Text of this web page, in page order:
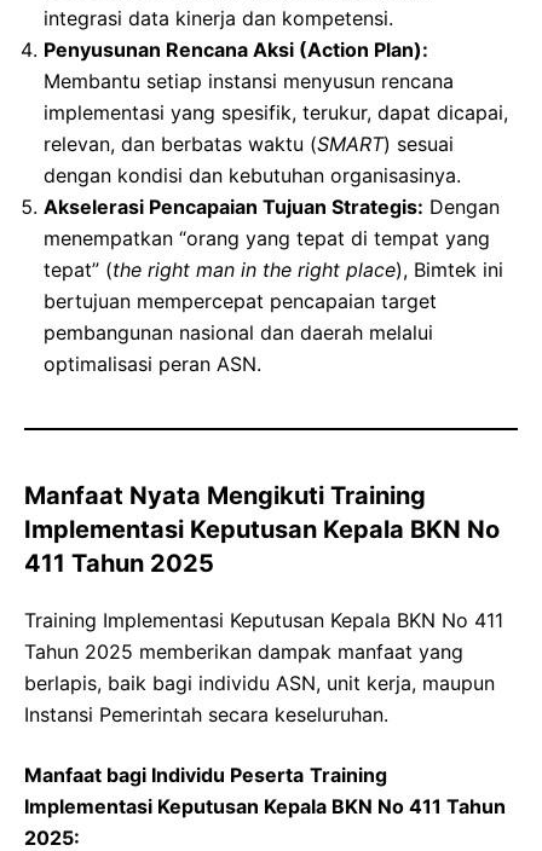
integrasi data kinerja dan kompetensi.
Penyusunan Rencana Aksi (Action Plan):
Membantu setiap instansi menyusun rencana
implementasi yang spesifik, terukur, dapat dicapai,
relevan, dan berbatas waktu (SMART) sesuai
dengan kondisi dan kebutuhan organisasinya.
Akselerasi Pencapaian Tujuan Strategis: Dengan
menempatkan “orang yang tepat di tempat yang
tepat” (the right man in the right place), Bimtek ini
bertujuan mempercepat pencapaian target
pembangunan nasional dan daerah melalui
optimalisasi peran ASN.
Manfaat Nyata Mengikuti Training
Implementasi Keputusan Kepala BKN No
411 Tahun 2025
Training Implementasi Keputusan Kepala BKN No 411
Tahun 2025 memberikan dampak manfaat yang
berlapis, baik bagi individu ASN, unit kerja, maupun
Instansi Pemerintah secara keseluruhan.
Manfaat bagi Individu Peserta Training
Implementasi Keputusan Kepala BKN No 411 Tahun
2025: